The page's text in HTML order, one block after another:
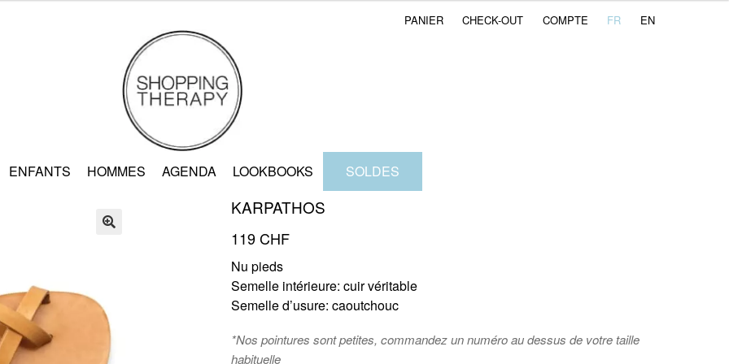
PANIER CHECK-OUT COMPTE FR EN
ENFANTS HOMMES AGENDA LOOKBOOKS SOLDES
KARPATHOS
119CHF
Nu pieds
Semelle intérieure: cuir véritable
Semelle d’usure: caoutchouc
*Nos pointures sont petites, commandez un numéro au dessus de votre taille
habituelle